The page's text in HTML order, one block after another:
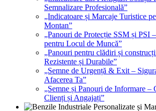
Semnalizare Profesională”
„Indicatoare și Marcaje Turistice
Montan”
„Panouri de Protecție SSM și PSI
pentru Locul de Muncă”
„Panouri pentru clădiri și
Rezistente și Durabile”
„Semne de Urgență & Exit –
Afacerea Ta”
„Semne și Panouri de Informare –
Clienți și Angajați”